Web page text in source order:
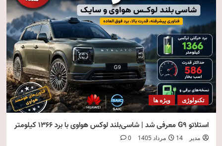
تکنولوژی ویژه ها
استلاتو G9 معرفی شد | شاسی‌بلند لوکس هواوی با برد ۱۳۶۶ کیلومتر
مدیر 14 مرداد 1405 0